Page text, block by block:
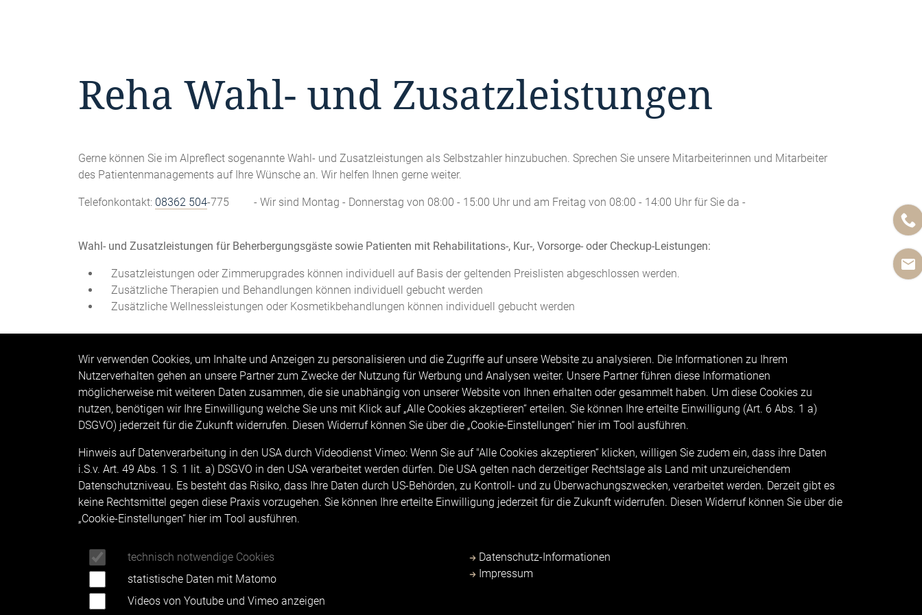
Reha Wahl- und Zusatzleistungen
Gerne können Sie im Alpreflect sogenannte Wahl- und Zusatzleistungen als Selbstzahler hinzubuchen. Sprechen Sie unsere Mitarbeiterinnen und Mitarbeiter
des Patientenmanagements auf Ihre Wünsche an. Wir helfen Ihnen gerne weiter.
Telefonkontakt: 08362 504-775 - Wir sind Montag - Donnerstag von 08:00 - 15:00 Uhr und am Freitag von 08:00 - 14:00 Uhr für Sie da -
Wahl- und Zusatzleistungen für Beherbergungsgäste sowie Patienten mit Rehabilitations-, Kur-, Vorsorge- oder Checkup-Leistungen:
Zusatzleistungen oder Zimmerupgrades können individuell auf Basis der geltenden Preislisten abgeschlossen werden.
Zusätzliche Therapien und Behandlungen können individuell gebucht werden
Zusätzliche Wellnessleistungen oder Kosmetikbehandlungen können individuell gebucht werden
KONTAKT
Das Alpreflect
Uferstraße 1
87629 Füssen-Hopfen am See
Tel.: +49 8362 504-0
MENÜ
Karriere Alpreflect
Kontakt
Newsletteranmeldung
Allgemeine Vertragsbedingungen
Wir verwenden Cookies, um Inhalte und Anzeigen zu personalisieren und die Zugriffe auf unsere Website zu analysieren. Die Informationen zu Ihrem
Nutzerverhalten gehen an unsere Partner zum Zwecke der Nutzung für Werbung und Analysen weiter. Unsere Partner führen diese Informationen
möglicherweise mit weiteren Daten zusammen, die sie unabhängig von unserer Website von Ihnen erhalten oder gesammelt haben. Um diese Cookies zu
nutzen, benötigen wir Ihre Einwilligung welche Sie uns mit Klick auf „Alle Cookies akzeptieren“ erteilen. Sie können Ihre erteilte Einwilligung (Art. 6 Abs. 1 a)
DSGVO) jederzeit für die Zukunft widerrufen. Diesen Widerruf können Sie über die „Cookie-Einstellungen“ hier im Tool ausführen.
Hinweis auf Datenverarbeitung in den USA durch Videodienst Vimeo: Wenn Sie auf "Alle Cookies akzeptieren“ klicken, willigen Sie zudem ein, dass ihre Daten
i.S.v. Art. 49 Abs. 1 S. 1 lit. a) DSGVO in den USA verarbeitet werden dürfen. Die USA gelten nach derzeitiger Rechtslage als Land mit unzureichendem
Datenschutzniveau. Es besteht das Risiko, dass Ihre Daten durch US-Behörden, zu Kontroll- und zu Überwachungszwecken, verarbeitet werden. Derzeit gibt es
keine Rechtsmittel gegen diese Praxis vorzugehen. Sie können Ihre erteilte Einwilligung jederzeit für die Zukunft widerrufen. Diesen Widerruf können Sie über die
„Cookie-Einstellungen“ hier im Tool ausführen.
technisch notwendige Cookies
statistische Daten mit Matomo
Videos von Youtube und Vimeo anzeigen
Datenschutz-Informationen
Impressum